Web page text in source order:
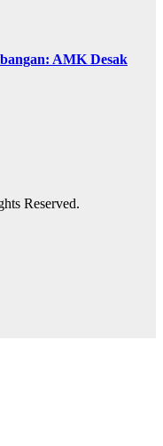
AMK Desak
Reserved.